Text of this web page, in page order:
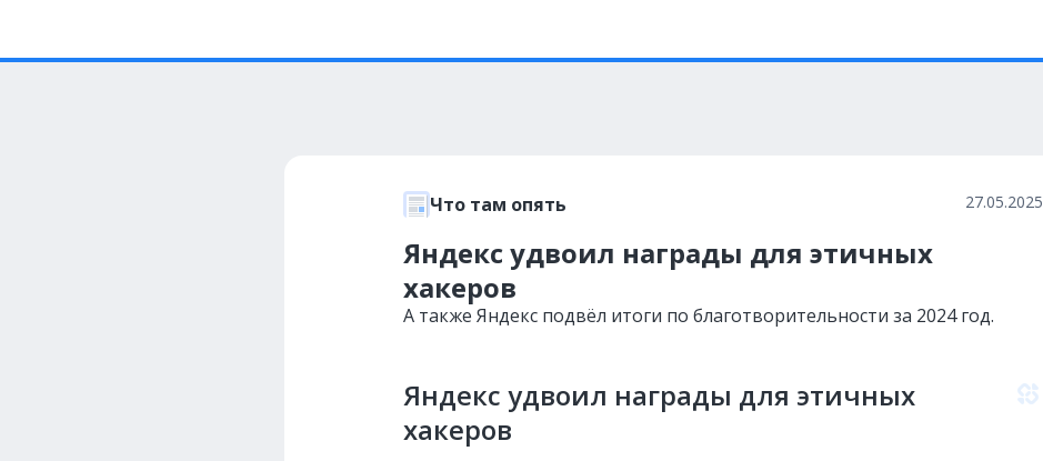
Что там опять 27.05.2025
Яндекс удвоил награды для этичных
хакеров
А также Яндекс подвёл итоги по благотворительности за 2024 год.
Яндекс удвоил награды для этичных
хакеров